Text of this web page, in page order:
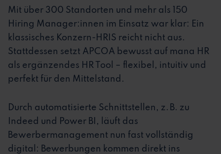
Mit über 300 Standorten und mehr als 150
Hiring Manager:innen im Einsatz war klar: Ein
klassisches Konzern-HRIS reicht nicht aus.
Stattdessen setzt APCOA bewusst auf mana HR
als ergänzendes HR Tool – flexibel, intuitiv und
perfekt für den Mittelstand.
Durch automatisierte Schnittstellen, z. B. zu
Indeed und Power BI, läuft das
Bewerbermanagement nun fast vollständig
digital: Bewerbungen kommen direkt ins